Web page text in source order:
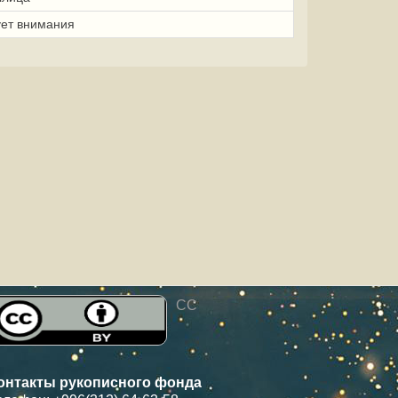
внимания
CC
рукописного фонда